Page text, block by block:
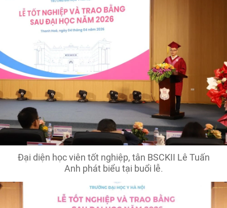
Đại diện học viên tốt nghiệp, tân BSCKII Lê Tuấn
Anh phát biểu tại buổi lễ.